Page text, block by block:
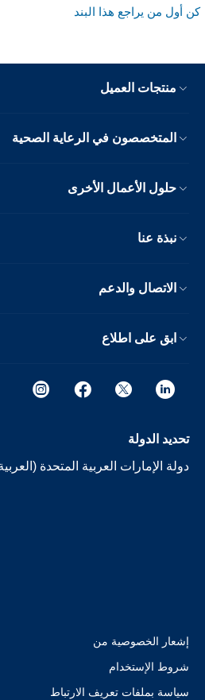
كن أول من يراجع هذا البند
منتجات العميل
المتخصصون في الرعاية الصحية
حلول الأعمال الأخرى
نبذة عنا
الاتصال والدعم
ابق على اطلاع
تحديد الدولة
دولة الإمارات العربية المتحدة
إشعار الخصوصية من
شروط الإستخدام
سياسة بملفات تعريف الارتباط